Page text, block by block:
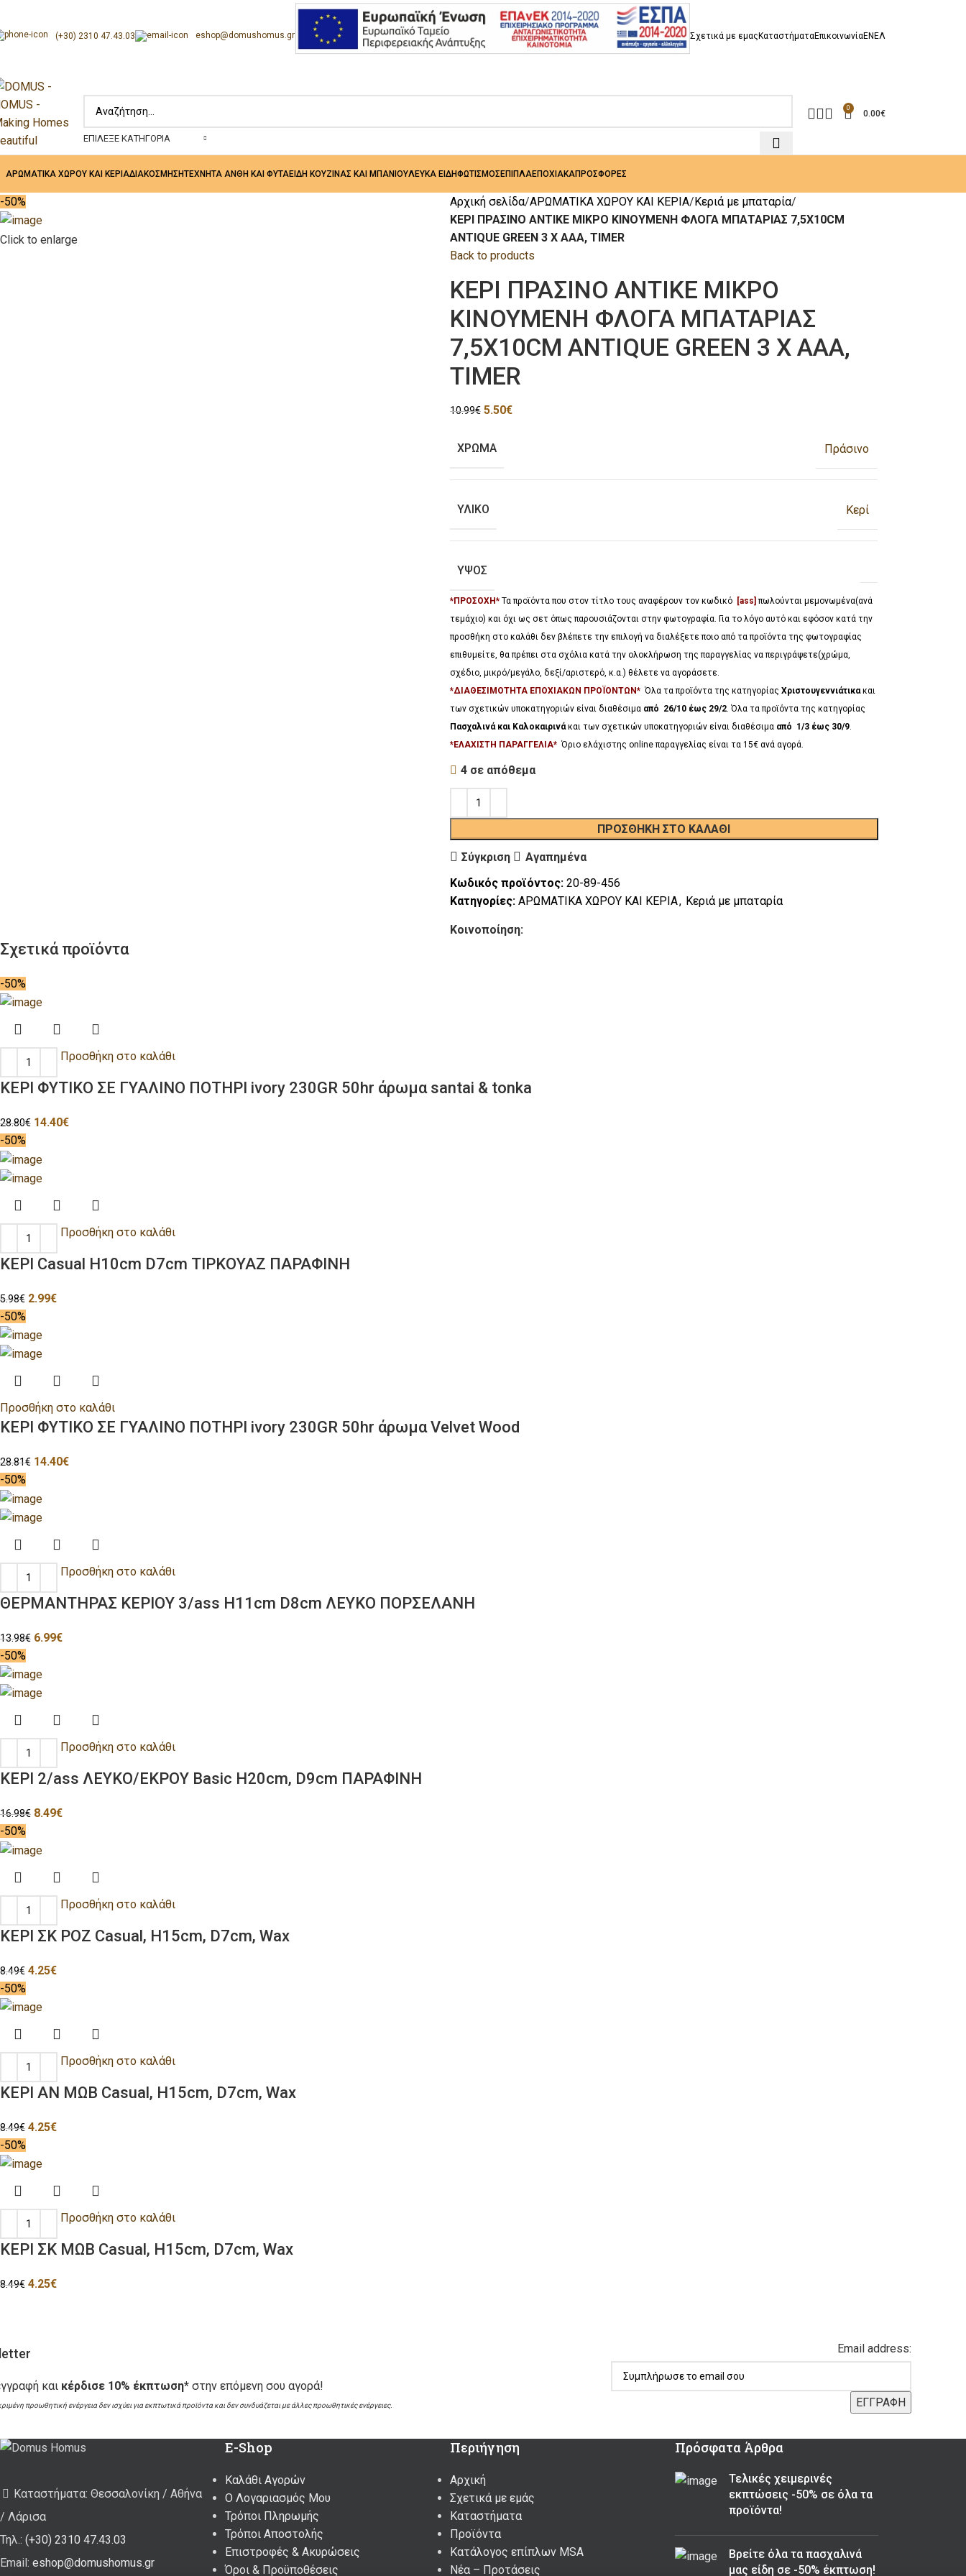
(+30) 2310 47.43.03 eshop@domushomus.gr Σχετικά με εμας ΚαταστήματαΕπικοινωνίαEN ΕΛ
ΕΠΊΛΕΞΕ ΚΑΤΗΓΟΡΊΑ
0
0.00€
ΑΡΩΜΑΤΙΚΑ ΧΩΡΟΥ ΚΑΙ ΚΕΡΙΑΔΙΑΚΟΣΜΗΣΗΤΕΧΝΗΤΑ ΑΝΘΗ ΚΑΙ ΦΥΤΑΕΙΔΗ ΚΟΥΖΙΝΑΣ ΚΑΙ ΜΠΑΝΙΟΥΛΕΥΚΑ ΕΙΔΗΦΩΤΙΣΜΟΣ ΕΠΙΠΛΑΕΠΟΧΙΑΚΑΠΡΟΣΦΟΡΕΣ
-50%
Click to enlarge
Αρχική σελίδα ΑΡΩΜΑΤΙΚΑ ΧΩΡΟΥ ΚΑΙ ΚΕΡΙΑ Κεριά με μπαταρία
ΚΕΡΙ ΠΡΑΣΙΝΟ ΑΝΤΙΚΕ ΜΙΚΡΟ ΚΙΝΟΥΜΕΝΗ ΦΛΟΓΑ ΜΠΑΤΑΡΙΑΣ 7,5X10CM
ANTIQUE GREEN 3 X AAA, TIMER
Back to products
ΚΕΡΙ ΠΡΑΣΙΝΟ ΑΝΤΙΚΕ ΜΙΚΡΟ
ΚΙΝΟΥΜΕΝΗ ΦΛΟΓΑ ΜΠΑΤΑΡΙΑΣ
7,5X10CM ANTIQUE GREEN 3 X AAA,
TIMER
10.99€ 5.50€
ΧΡΩΜΑ Πράσινο
ΥΛΙΚΟ Κερί
ΥΨΟΣ
*ΠΡΟΣΟΧΗ* Τα προϊόντα που στον τίτλο τους αναφέρουν τον κωδικό [ass] πωλούνται μεμονωμένα(ανά
τεμάχιο) και όχι ως σετ όπως παρουσιάζονται στην φωτογραφία. Για το λόγο αυτό και εφόσον κατά την
προσθήκη στο καλάθι δεν βλέπετε την επιλογή να διαλέξετε ποιο από τα προϊόντα της φωτογραφίας
επιθυμείτε, θα πρέπει στα σχόλια κατά την ολοκλήρωση της παραγγελίας να περιγράψετε(χρώμα,
σχέδιο, μικρό/μεγάλο, δεξί/αριστερό, κ.α.) θέλετε να αγοράσετε.
*ΔΙΑΘΕΣΙΜΟΤΗΤΑ ΕΠΟΧΙΑΚΩΝ ΠΡΟΪΟΝΤΩΝ* Όλα τα προϊόντα της κατηγορίας Χριστουγεννιάτικακαι
των σχετικών υποκατηγοριών είναι διαθέσιμα από 26/10 έως 29/2. Όλα τα προϊόντα της κατηγορίας
Πασχαλινά και Καλοκαιρινάκαι των σχετικών υποκατηγοριών είναι διαθέσιμα από 1/3 έως 30/9.
*ΕΛΑΧΙΣΤΗ ΠΑΡΑΓΓΕΛΙΑ* Όριο ελάχιστης online παραγγελίας είναι τα 15€ ανά αγορά.
4 σε απόθεμα
ΠΡΟΣΘΉΚΗ ΣΤΟ ΚΑΛΆΘΙ
Σύγκριση
Αγαπημένα
Κωδικός προϊόντος: 20-89-456
Κατηγορίες: ΑΡΩΜΑΤΙΚΑ ΧΩΡΟΥ ΚΑΙ ΚΕΡΙΑ, Κεριά με μπαταρία
Κοινοποίηση:
Σχετικά προϊόντα
-50%
Προσθήκη στο καλάθι
ΚΕΡΙ ΦΥΤΙΚΟ ΣΕ ΓΥΑΛΙΝΟ ΠΟΤΗΡΙ ivory 230GR 50hr άρωμα santai & tonka
28.80€ 14.40€
-50%
Προσθήκη στο καλάθι
ΚΕΡΙ Casual H10cm D7cm ΤΙΡΚΟΥΑΖ ΠΑΡΑΦΙΝΗ
5.98€ 2.99€
-50%
Προσθήκη στο καλάθι
ΚΕΡΙ ΦΥΤΙΚΟ ΣΕ ΓΥΑΛΙΝΟ ΠΟΤΗΡΙ ivory 230GR 50hr άρωμα Velvet Wood
28.81€ 14.40€
-50%
Προσθήκη στο καλάθι
ΘΕΡΜΑΝΤΗΡΑΣ ΚΕΡΙΟΥ 3/ass H11cm D8cm ΛΕΥΚΟ ΠΟΡΣΕΛΑΝΗ
13.98€ 6.99€
-50%
Προσθήκη στο καλάθι
ΚΕΡΙ 2/ass ΛΕΥΚΟ/ΕΚΡΟΥ Basic H20cm, D9cm ΠΑΡΑΦΙΝΗ
16.98€ 8.49€
-50%
Προσθήκη στο καλάθι
ΚΕΡΙ ΣΚ ΡΟΖ Casual, H15cm, D7cm, Wax
8.49€ 4.25€
-50%
Προσθήκη στο καλάθι
ΚΕΡΙ ΑΝ ΜΩΒ Casual, H15cm, D7cm, Wax
8.49€ 4.25€
-50%
Προσθήκη στο καλάθι
ΚΕΡΙ ΣΚ ΜΩΒ Casual, H15cm, D7cm, Wax
8.49€ 4.25€
και κέρδισε 10% έκπτωση* στην επόμενη σου αγορά!
προωθητική ενέργεια δεν ισχύει για εκπτωτικά προϊόντα και δεν συνδυάζεται με άλλες προωθητικές ενέργειες.
Email address:
Καταστήματα: Θεσσαλονίκη / Αθήνα
/ Λάρισα
Τηλ.: (+30) 2310 47.43.03
Email: eshop@domushomus.gr
E-Shop
Καλάθι Αγορών
Ο Λογαριασμός Μου
Τρόποι Πληρωμής
Τρόποι Αποστολής
Επιστροφές & Ακυρώσεις
Όροι & Προϋποθέσεις
Περιήγηση
Αρχική
Σχετικά με εμάς
Καταστήματα
Προϊόντα
Κατάλογος επίπλων MSA
Nέα – Προτάσεις
Πρόσφατα Άρθρα
Τελικές χειμερινές
εκπτώσεις -50% σε όλα τα
προϊόντα!
Βρείτε όλα τα πασχαλινά
μας είδη σε -50% έκπτωση!